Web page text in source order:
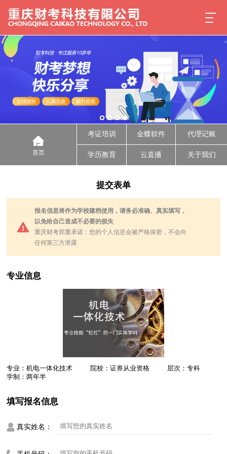
首页
考证培训 金蝶软件 代理记账
学历教育 云直播 关于我们
提交表单
报名信息将作为学校建档使用，请务必准确、真实填写，
以免给自己造成不必要的损失
重庆财考郑重承诺：您的个人信息会被严格保密，不会向
任何第三方泄露
专业信息
专业：机电一体化技术 院校：证券从业资格
层次：专科
学制：两年半
填写报名信息
真实姓名：